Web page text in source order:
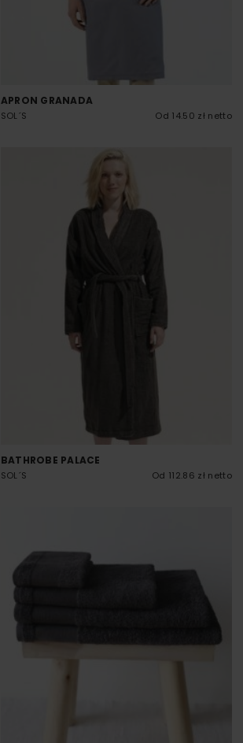
APRON GRANADA
SOL´S Od 14.50 zł netto
BATHROBE PALACE
SOL´S Od 112.86 zł netto